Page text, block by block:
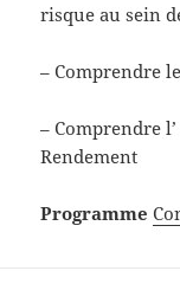
risque au sein
– Comprendre
– Comprendre
Rendement
Programme